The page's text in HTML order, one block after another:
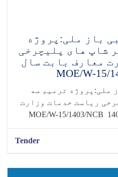
باز ملی:پروژه
شاپ های پلیچرخی
معارف بابت سال
ملی:پروژه ترمیم سه
ریاست خدمات وزارت
Tender